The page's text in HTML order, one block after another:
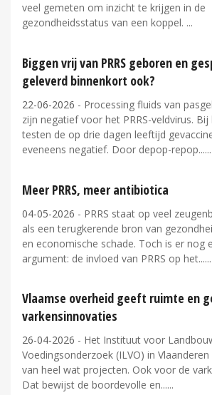
veel gemeten om inzicht te krijgen in de
gezondheidsstatus van een koppel.
Biggen vrij van PRRS geboren en
geleverd binnenkort ook?
22-06-2026 - Processing fluids van
zijn negatief voor het PRRS-veldvirus. Bij
testen de op drie dagen leeftijd
eveneens negatief. Door depop-repop...
Meer PRRS, meer antibiotica
04-05-2026 - PRRS staat op veel
als een terugkerende bron van
en economische schade. Toch is er nog
argument: de invloed van PRRS op het...
Vlaamse overheid geeft ruimte en
varkensinnovaties
26-04-2026 - Het Instituut voor
Voedingsonderzoek (ILVO) in
van heel wat projecten. Ook voor de
Dat bewijst de boordevolle en...